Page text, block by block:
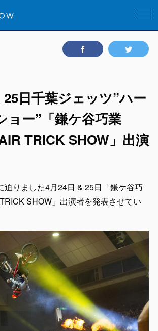
日千葉ジェッツ”ハー
ョー”「鎌ケ谷巧業
TRICK SHOW」出演
迫りました4月24日 & 25日「鎌ケ谷巧
SHOW」出演者を発表させてい